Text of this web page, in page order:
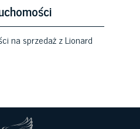
na sprzedaż z Lionard